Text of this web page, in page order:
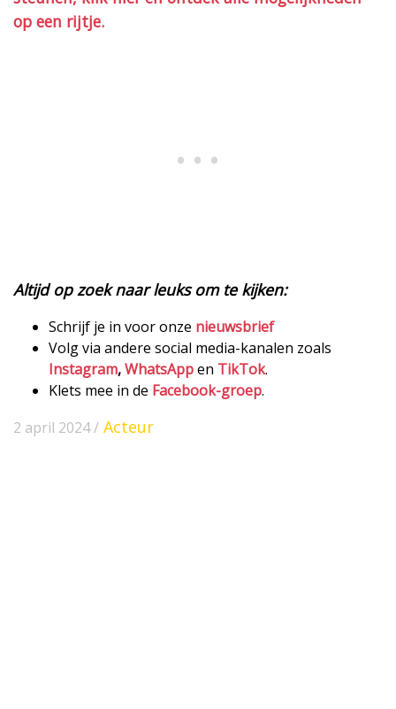
op een rijtje.
Altijd op zoek naar leuks om te kijken:
Schrijf je in voor onze nieuwsbrief
Volg via andere social media-kanalen zoals
Instagram,WhatsAppen TikTok.
Klets mee in de Facebook-groep.
2 april 2024 / Acteur